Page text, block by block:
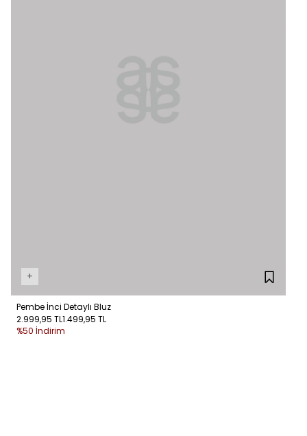
+
Pembe İnci Detaylı Bluz
2.999,95 TL1.499,95 TL
%50 İndirim